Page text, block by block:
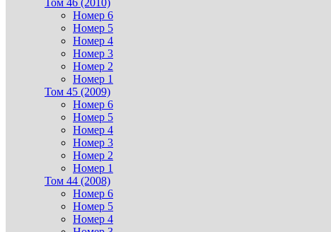
Номер 6
Номер 5
Номер 4
Номер 3
Номер 2
Номер 1
Том 45 (2009)
Номер 6
Номер 5
Номер 4
Номер 3
Номер 2
Номер 1
Том 44 (2008)
Номер 6
Номер 5
Номер 4